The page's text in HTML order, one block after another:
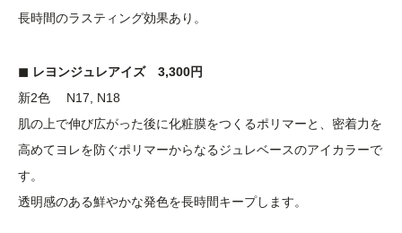
長時間のラスティング効果あり。
◼︎ レヨンジュレアイズ 3,300円
新2色 N17, N18
肌の上で伸び広がった後に化粧膜をつくるポリマーと、密着力を
高めてヨレを防ぐポリマーからなるジュレベースのアイカラーで
す。
透明感のある鮮やかな発色を長時間キープします。